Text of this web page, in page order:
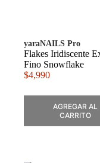
yaraNAILS Pro
Flakes Iridiscente
Fino Snowflake
$4,990
AGREGAR AL
CARRITO